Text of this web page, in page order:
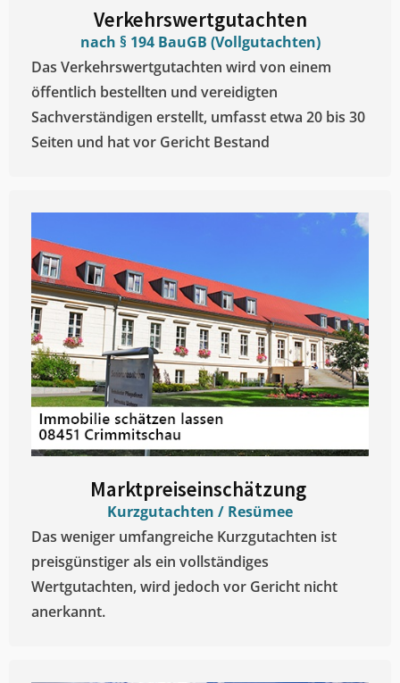
Verkehrswertgutachten
nach § 194 BauGB (Vollgutachten)
Das Verkehrswertgutachten wird von einem
öffentlich bestellten und vereidigten
Sachverständigen erstellt, umfasst etwa 20 bis 30
Seiten und hat vor Gericht Bestand
Marktpreiseinschätzung ​
Kurzgutachten / Resümee
Das weniger umfangreiche Kurzgutachten ist
preisgünstiger als ein vollständiges
Wertgutachten, wird jedoch vor Gericht nicht
anerkannt.